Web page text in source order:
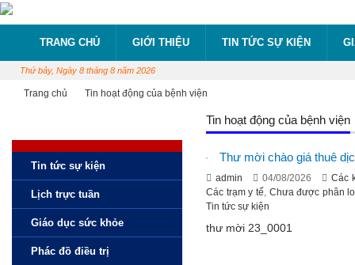
TRANG CHỦ GIỚI THIỆU TIN TỨC SỰ KIỆN
Thứ bảy, Ngày 8 tháng 8 năm 2026
Trang chủ Tin hoạt động của bệnh viện
Tin tức sự kiện
Lịch trực tuần
Giáo dục sức khỏe
Phác đồ điều trị
Tin hoạt động của bệnh viện
Thư mời chào giá thuê
admin 04/08/2026
Các
Các trạm y tế, Chưa được phân
Tin tức sự kiện
thư mời 23_0001